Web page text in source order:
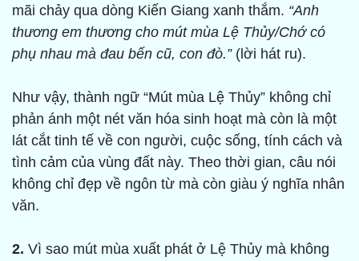
mãi chảy qua dòng Kiến Giang xanh thắm. “Anh
thương em thương cho mút mùa Lệ Thủy/Chớ có
phụ nhau mà đau bến cũ, con đò.”(lời hát ru).
Như vậy, thành ngữ “Mút mùa Lệ Thủy” không chỉ
phản ánh một nét văn hóa sinh hoạt mà còn là một
lát cắt tinh tế về con người, cuộc sống, tính cách và
tình cảm của vùng đất này. Theo thời gian, câu nói
không chỉ đẹp về ngôn từ mà còn giàu ý nghĩa nhân
văn.
2. Vì sao mút mùa xuất phát ở Lệ Thủy mà không